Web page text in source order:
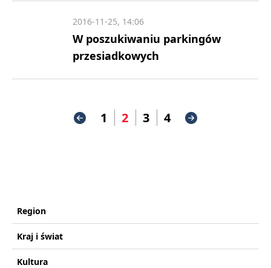
W poszukiwaniu parkingów
przesiadkowych
2016-11-25, 14:06
1 2 3 4
Region
Kraj i świat
Kultura